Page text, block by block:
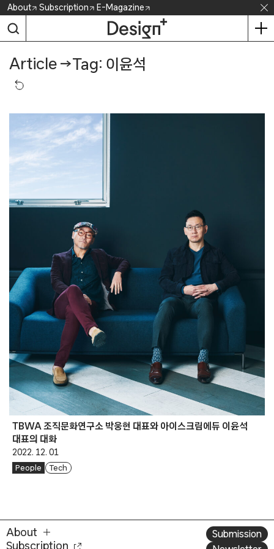
Skip
content
About Subscription E-Magazine
Article →Tag: 이윤석
TBWA 조직문화연구소 박웅현 대표와 아이스크림에듀 이윤석
대표의 대화
2022. 12. 01
People Tech
About
Subscription
Submission